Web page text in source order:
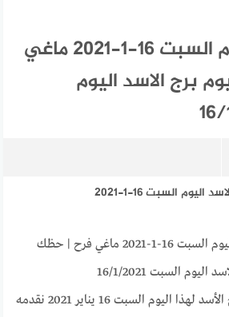
برج الاسد اليوم السبت 16-1-2021 ماغي
برج الاسد اليوم
برج الاسد اليوم السبت 16-1-2021 ماغي فرح | حظك
اليوم السبت 16/1/2021
توقعات برج الأسد لهذا اليوم السبت 16 يناير 2021 نقدمه